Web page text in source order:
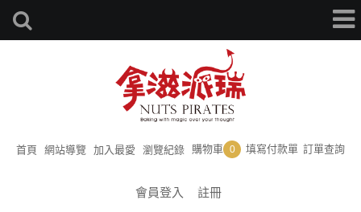
首頁 網站導覽 加入最愛 瀏覽紀錄 購物車 0 填寫付款單 訂單查詢
會員登入 註冊